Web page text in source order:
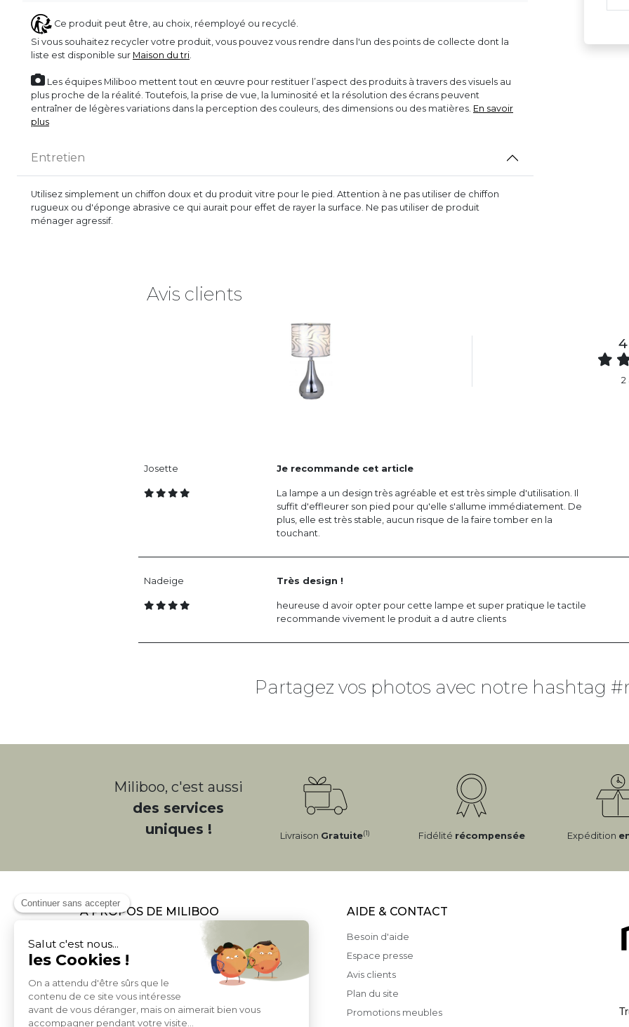
Ce produit peut être, au choix, réemployé ou recyclé.
Si vous souhaitez recycler votre produit, vous pouvez vous rendre dans l'un des points de collecte dont la
liste est disponible sur Maison du tri
Les équipes Miliboo mettent tout en œuvre pour restituer l’aspect des produits à travers des visuels au
plus proche de la réalité. Toutefois, la prise de vue, la luminosité et la résolution des écrans peuvent
entraîner de légères variations dans la perception des couleurs, des dimensions ou des matières. En savoir
plus
Entretien
Utilisez simplement un chiffon doux et du produit vitre pour le pied. Attention à ne pas utiliser de chiffon
rugueux ou d'éponge abrasive ce qui aurait pour effet de rayer la surface. Ne pas utiliser de produit
ménager agressif.
Avis clients
2
Josette Je recommande cet article
La lampe a un design très agréable et est très simple d'utilisation. Il
suffit d'effleurer son pied pour qu'elle s'allume immédiatement. De
plus, elle est très stable, aucun risque de la faire tomber en la
touchant.
Nadeige Très design !
heureuse d avoir opter pour cette lampe et super pratique le tactile
recommande vivement le produit a d autre clients
Partagez vos photos avec notre hashtag
Miliboo, c'est aussi
des services
uniques !
Livraison Gratuite(1) Fidélité récompensée Expédition
À PROPOS DE MILIBOO
Qui sommes nous et nos engagements
Mentions légales
Livraison
Conditions générales de Vente
AIDE & CONTACT
Besoin d'aide
Espace presse
Avis clients
Plan du site
Promotions meubles